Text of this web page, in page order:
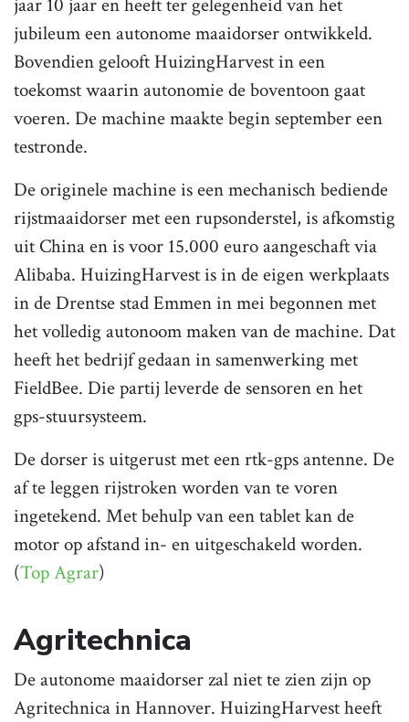
jubileum een autonome maaidorser ontwikkeld.
Bovendien gelooft HuizingHarvest in een
toekomst waarin autonomie de boventoon gaat
voeren. De machine maakte begin september een
testronde.
De originele machine is een mechanisch bediende
rijstmaaidorser met een rupsonderstel, is afkomstig
uit China en is voor 15.000 euro aangeschaft via
Alibaba. HuizingHarvest is in de eigen werkplaats
in de Drentse stad Emmen in mei begonnen met
het volledig autonoom maken van de machine. Dat
heeft het bedrijf gedaan in samenwerking met
FieldBee. Die partij leverde de sensoren en het
gps-stuursysteem.
De dorser is uitgerust met een rtk-gps antenne. De
af te leggen rijstroken worden van te voren
ingetekend. Met behulp van een tablet kan de
motor op afstand in- en uitgeschakeld worden.
(Top Agrar)
Agritechnica
De autonome maaidorser zal niet te zien zijn op
Agritechnica in Hannover. HuizingHarvest heeft